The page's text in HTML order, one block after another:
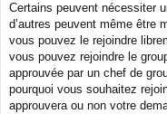
Certains peuvent nécessiter
d’autres peuvent même être
vous pouvez le rejoindre
vous pouvez rejoindre le
approuvée par un chef de
pourquoi vous souhaitez
approuvera ou non votre